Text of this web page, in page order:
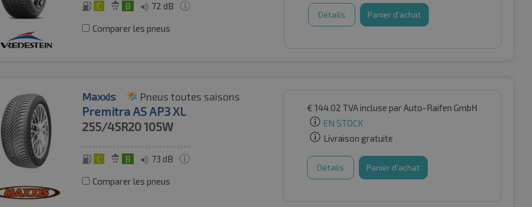
C B 72 dB
Comparer les pneus
Détails Panier d'achat
Maxxis Pneus toutes saisons
Premitra AS AP3 XL
255/45R20105W
C B 73 dB
Comparer les pneus
€ 144.02 TVA incluse par Auto-Raifen GmbH
EN STOCK
Livraison gratuite
Détails Panier d'achat